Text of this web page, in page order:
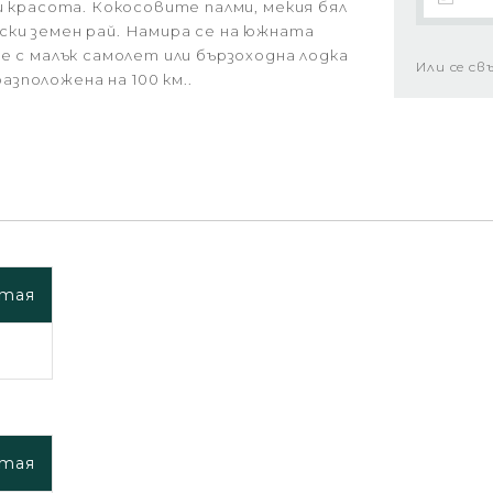
Кокосовите палми, мекия бял
земен рай. Намира се на южната
малък самолет или бързоходна лодка
на 100 км..
Или се